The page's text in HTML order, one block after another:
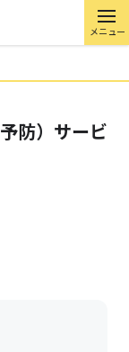
メニュー
防）サービ